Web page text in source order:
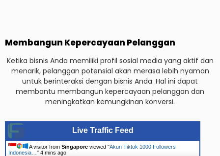
Membangun Kepercayaan Pelanggan
Ketika bisnis Anda memiliki profil sosial media yang aktif dan
menarik, pelanggan potensial akan merasa lebih nyaman
untuk berinteraksi dengan bisnis Anda. Hal ini dapat
membantu membangun kepercayaan pelanggan dan
meningkatkan kemungkinan konversi.
Live Traffic Feed
A visitor from Singapore viewed "Akun Tiktok 1000 Followers
Indonesia… " 4 mins ago